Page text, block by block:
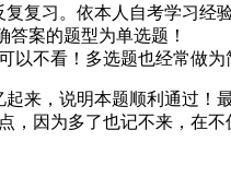
复习。依本人自考学习经
答案的题型为单选题！
不看！多选题也经常做为
来，说明本题顺利通过！
因为多了也记不来，在不